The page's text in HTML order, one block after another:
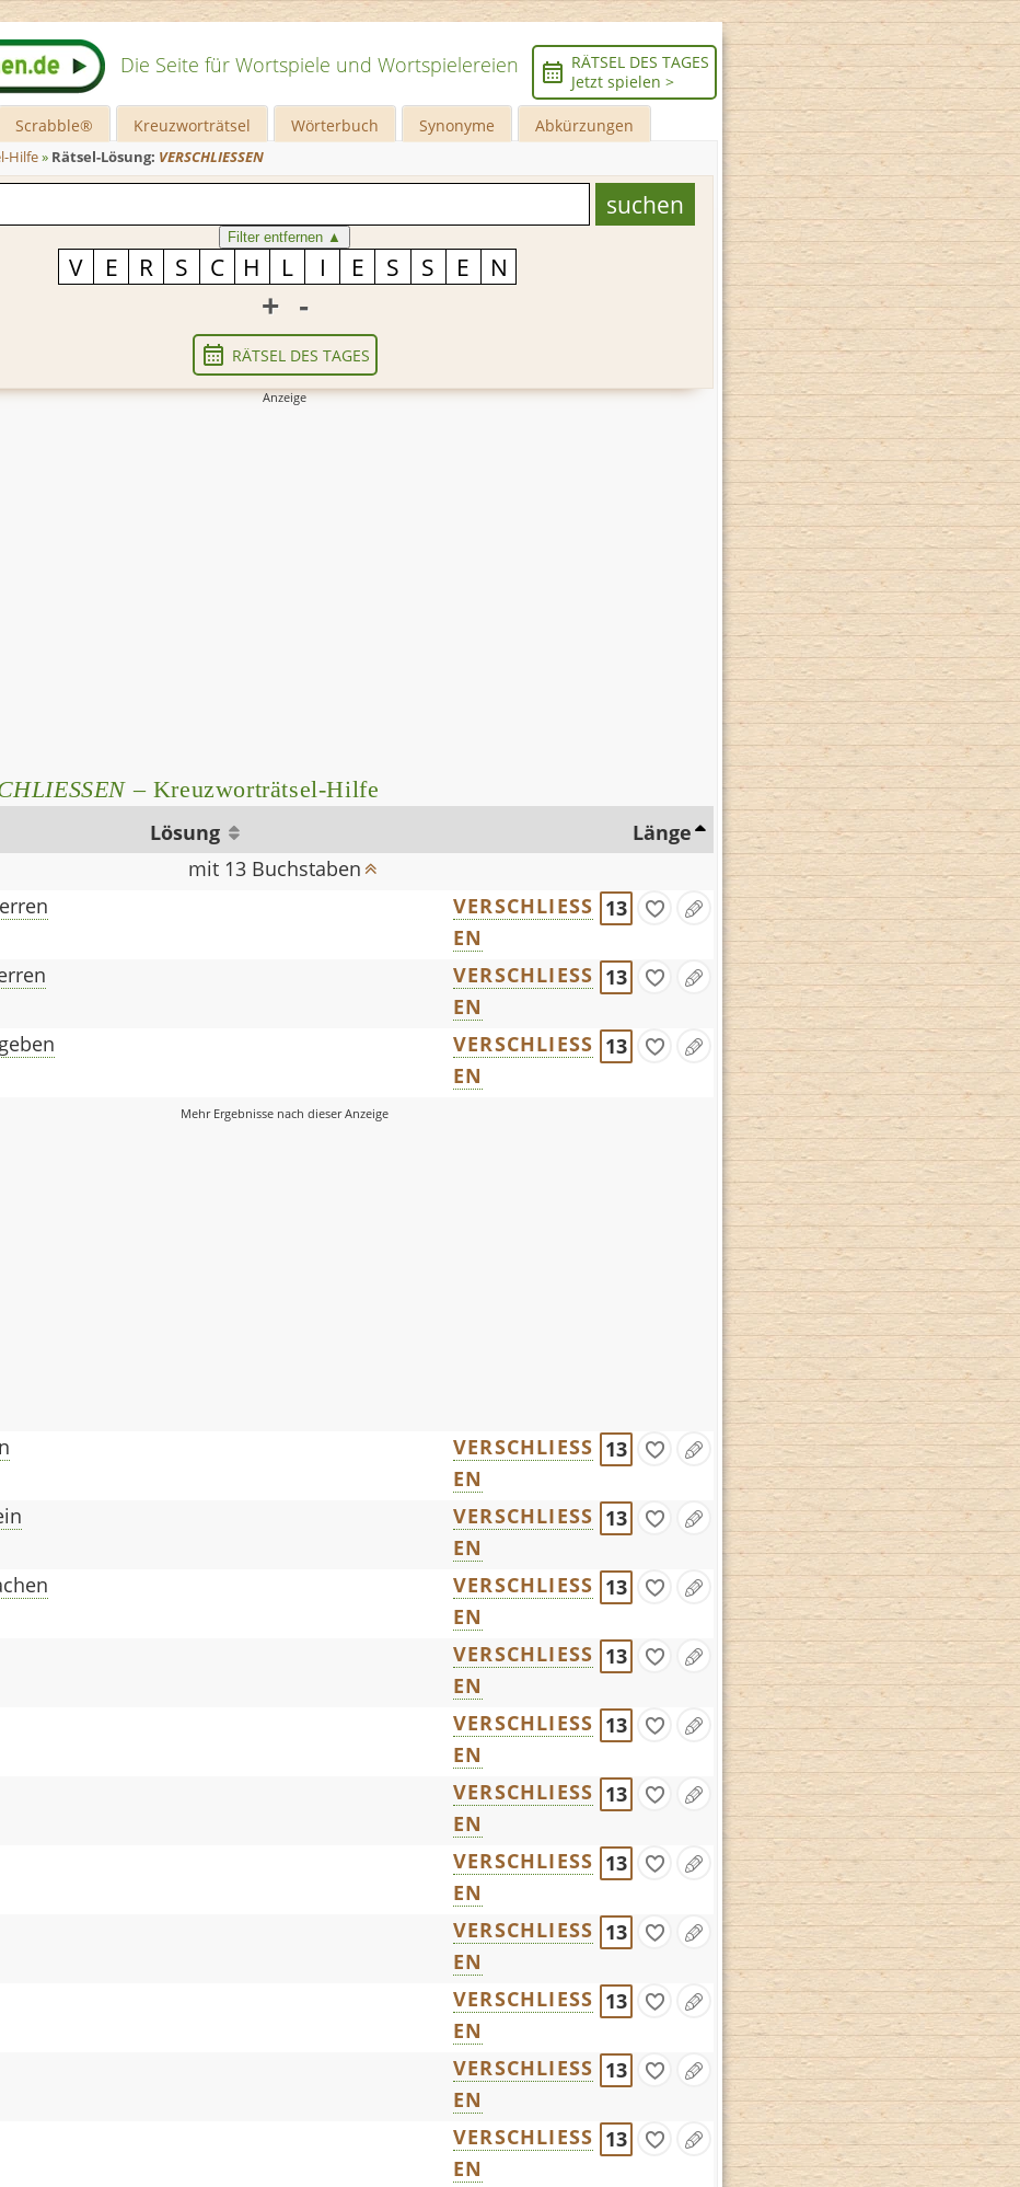
Die Seite für Wortspiele und Wortspielereien
RÄTSEL DES TAGES
Jetzt spielen >
Scrabble® Kreuzworträtsel Wörterbuch Synonyme Abkürzungen
Hilfe» Rätsel-Lösung: VERSCHLIESSEN
Filter entfernen ▲
+ -
RÄTSEL DES TAGES
– Kreuzworträtsel-Hilfe
Lösung
Länge
mit 13 Buchstaben
VERSCHLIESS
EN
13
VERSCHLIESS
EN
13
VERSCHLIESS
EN
13
VERSCHLIESS
EN
13
VERSCHLIESS
EN
13
VERSCHLIESS
EN
13
VERSCHLIESS
EN
13
VERSCHLIESS
EN
13
VERSCHLIESS
EN
13
VERSCHLIESS
EN
13
VERSCHLIESS
EN
13
VERSCHLIESS
EN
13
VERSCHLIESS
EN
13
VERSCHLIESS
EN
13